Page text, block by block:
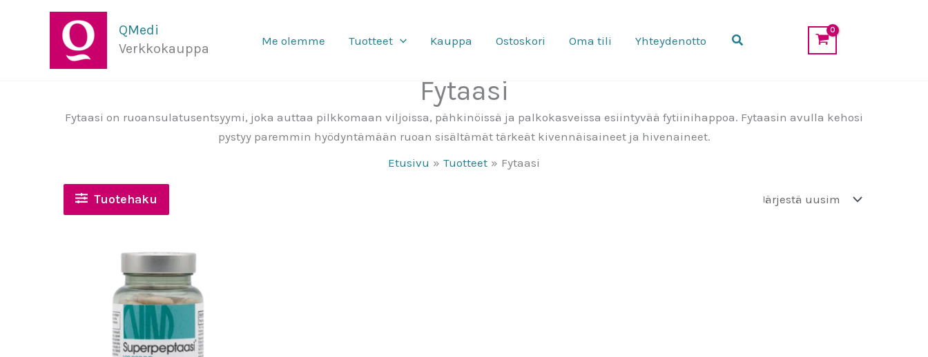
QMedi
Verkkokauppa
Me olemme Tuotteet Kauppa Ostoskori Oma tili Yhteydenotto Etsi
Fytaasi
Fytaasi on ruoansulatusentsyymi, joka auttaa pilkkomaan viljoissa, pähkinöissä ja palkokasveissa esiintyvää fytiinihappoa. Fytaasin avulla kehosi
pystyy paremmin hyödyntämään ruoan sisältämät tärkeät kivennäisaineet ja hivenaineet.
Etusivu
Tuotteet Fytaasi
Tuotehaku